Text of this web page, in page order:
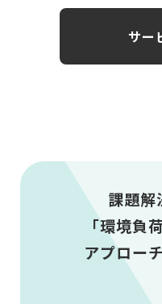
サー
課題解
「環境負
アプロー